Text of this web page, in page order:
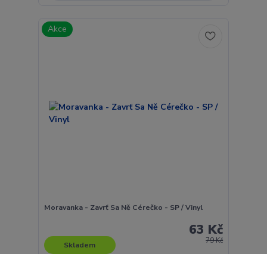
Akce
Moravanka - Zavrť Sa Ně Cérečko - SP / Vinyl
79 Kč
63 Kč
Skladem